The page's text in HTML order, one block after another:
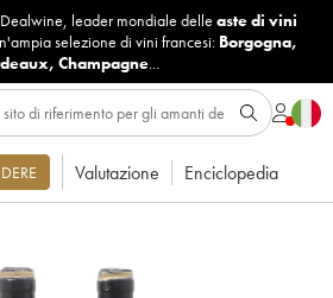
leader mondiale delle aste di vini
selezione di vini francesi: Borgogna,
, Champagne...
Valutazione Enciclopedia